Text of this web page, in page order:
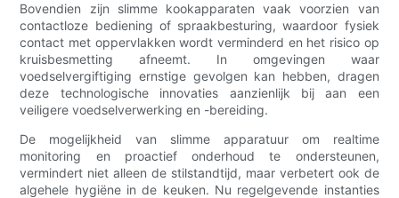
Bovendien zijn slimme kookapparaten vaak voorzien van
contactloze bediening of spraakbesturing, waardoor fysiek
contact met oppervlakken wordt verminderd en het risico op
kruisbesmetting afneemt. In omgevingen waar
voedselvergiftiging ernstige gevolgen kan hebben, dragen
deze technologische innovaties aanzienlijk bij aan een
veiligere voedselverwerking en -bereiding.
De mogelijkheid van slimme apparatuur om realtime
monitoring en proactief onderhoud te ondersteunen,
vermindert niet alleen de stilstandtijd, maar verbetert ook de
algehele hygiëne in de keuken. Nu regelgevende instanties